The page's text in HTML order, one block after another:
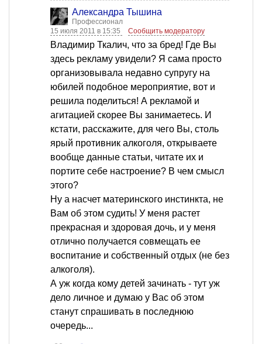
Александра Тышина
Профессионал
15 июля 2011 в 15:35
Сообщить модератору
Владимир Ткалич, что за бред! Где Вы
здесь рекламу увидели? Я сама просто
организовывала недавно супругу на
юбилей подобное мероприятие, вот и
решила поделиться! А рекламой и
агитацией скорее Вы занимаетесь. И
кстати, расскажите, для чего Вы, столь
ярый противник алкоголя, открываете
вообще данные статьи, читате их и
портите себе настроение? В чем смысл
этого?
Ну а насчет материнского инстинкта, не
Вам об этом судить! У меня растет
прекрасная и здоровая дочь, и у меня
отлично получается совмещать ее
воспитание и собственный отдых (не без
алкоголя).
А уж когда кому детей зачинать - тут уж
дело личное и думаю у Вас об этом
станут спрашивать в последнюю
очередь...